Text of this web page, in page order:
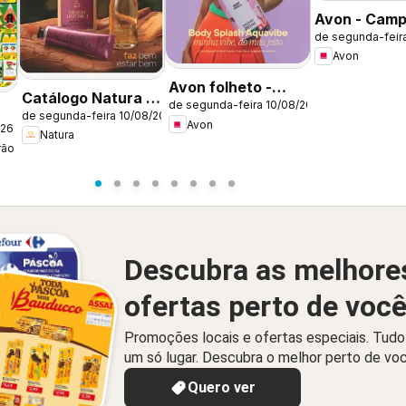
Catálogo Natura -
Ciclo 13/2026
de segunda-feira 10/08/2026
Natura
Avon folheto -
Campanha 13
de segunda-feira 10/08/2026
Avon
Avon -
13: Casa &
de segunda-
Avon
Descubra as
ofertas perto de você
Promoções locais e ofertas especiais.
um só lugar. Descubra o melhor perto de
Quero ver